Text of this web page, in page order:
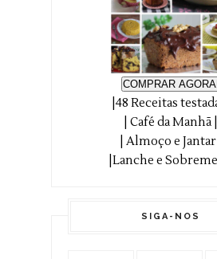
COMPRAR
|48 Receitas
| Café da Manhã |
| Almoço e Jantar |
|Lanche e
SIGA-NOS